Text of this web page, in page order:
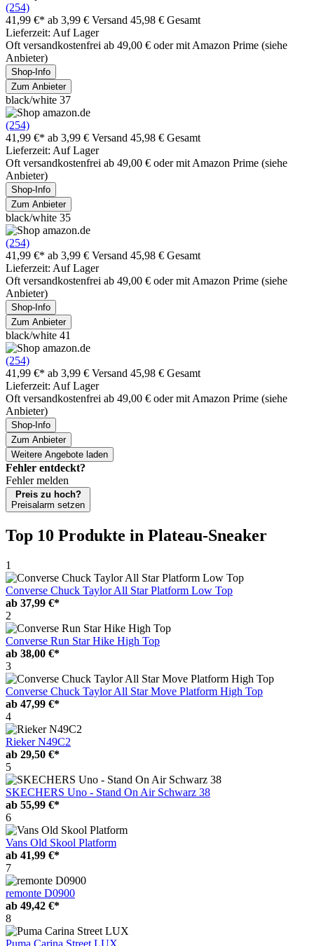
(254)
41,99 €* ab 3,99 € Versand 45,98 € Gesamt
Lieferzeit: Auf Lager
Oft versandkostenfrei ab 49,00 € oder mit Amazon Prime (siehe
Anbieter)
Shop-Info
Zum Anbieter
black/white 37
(254)
41,99 €* ab 3,99 € Versand 45,98 € Gesamt
Lieferzeit: Auf Lager
Oft versandkostenfrei ab 49,00 € oder mit Amazon Prime (siehe
Anbieter)
Shop-Info
Zum Anbieter
black/white 35
(254)
41,99 €* ab 3,99 € Versand 45,98 € Gesamt
Lieferzeit: Auf Lager
Oft versandkostenfrei ab 49,00 € oder mit Amazon Prime (siehe
Anbieter)
Shop-Info
Zum Anbieter
black/white 41
(254)
41,99 €* ab 3,99 € Versand 45,98 € Gesamt
Lieferzeit: Auf Lager
Oft versandkostenfrei ab 49,00 € oder mit Amazon Prime (siehe
Anbieter)
Shop-Info
Zum Anbieter
Weitere Angebote laden
Fehler entdeckt?
Fehler melden
Preis zu hoch?
Preisalarm setzen
Top 10 Produkte in Plateau-Sneaker
1
Converse Chuck Taylor All Star Platform Low Top
ab 37,99 €*
2
Converse Run Star Hike High Top
ab 38,00 €*
3
Converse Chuck Taylor All Star Move Platform High Top
ab 47,99 €*
4
Rieker N49C2
ab 29,50 €*
5
SKECHERS Uno - Stand On Air Schwarz 38
ab 55,99 €*
6
Vans Old Skool Platform
ab 41,99 €*
7
remonte D0900
ab 49,42 €*
8
Puma Carina Street LUX